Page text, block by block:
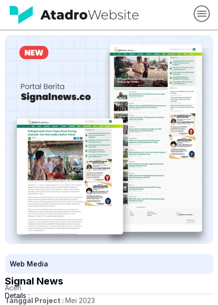
Web Media
Signal News
Aceh
Details :
Tanggal Project : Mei 2023